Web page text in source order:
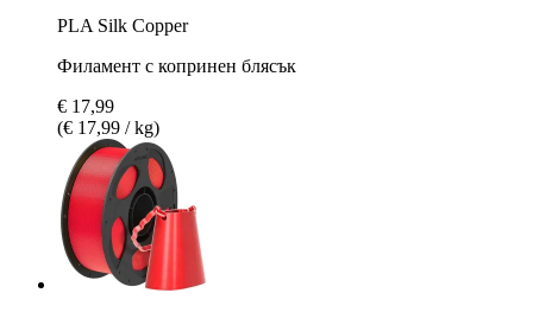
PLA Silk Copper
Филамент с копринен блясък
€ 17,99
(€ 17,99 / kg)